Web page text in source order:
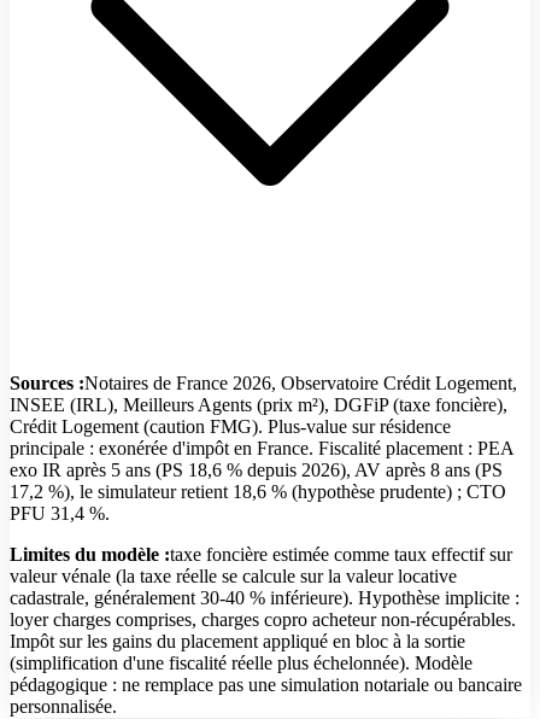
Sources :Notaires de France 2026, Observatoire Crédit Logement,
INSEE (IRL), Meilleurs Agents (prix m²), DGFiP (taxe foncière),
Crédit Logement (caution FMG). Plus-value sur résidence
principale : exonérée d'impôt en France. Fiscalité placement : PEA
exo IR après 5 ans (PS 18,6 % depuis 2026), AV après 8 ans (PS
17,2 %), le simulateur retient 18,6 % (hypothèse prudente) ; CTO
PFU 31,4 %.
Limites du modèle :taxe foncière estimée comme taux effectif sur
valeur vénale (la taxe réelle se calcule sur la valeur locative
cadastrale, généralement 30-40 % inférieure). Hypothèse implicite :
loyer charges comprises, charges copro acheteur non-récupérables.
Impôt sur les gains du placement appliqué en bloc à la sortie
(simplification d'une fiscalité réelle plus échelonnée). Modèle
pédagogique : ne remplace pas une simulation notariale ou bancaire
personnalisée.